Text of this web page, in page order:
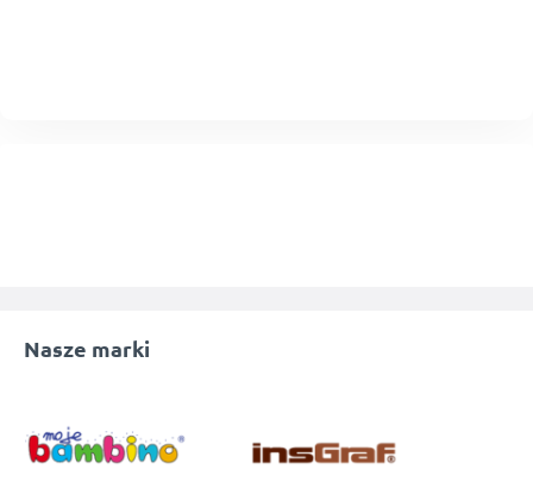
Nasze marki